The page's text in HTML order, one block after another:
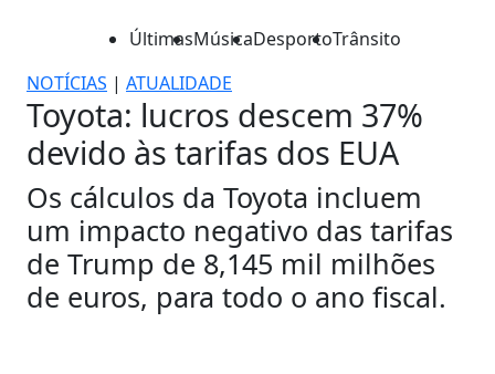
ÚltimasMúsicaDesportoTrânsito
NOTÍCIAS | ATUALIDADE
Toyota: lucros descem 37%
devido às tarifas dos EUA
Os cálculos da Toyota incluem
um impacto negativo das tarifas
de Trump de 8,145 mil milhões
de euros, para todo o ano fiscal.